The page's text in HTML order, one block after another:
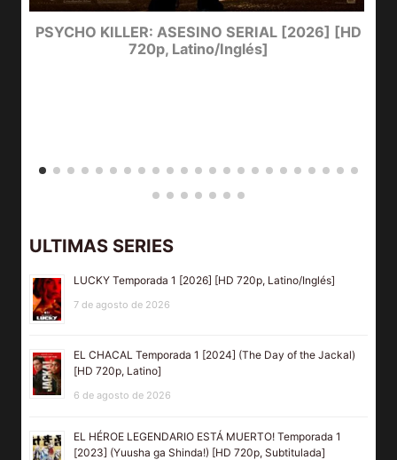
PSYCHO KILLER: ASESINO SERIAL [2026] [HD
720p, Latino/Inglés]
ULTIMAS SERIES
LUCKY Temporada 1 [2026] [HD 720p, Latino/Inglés]
7 de agosto de 2026
EL CHACAL Temporada 1 [2024] (The Day of the Jackal)
[HD 720p, Latino]
6 de agosto de 2026
EL HÉROE LEGENDARIO ESTÁ MUERTO! Temporada 1
[2023] (Yuusha ga Shinda!) [HD 720p, Subtitulada]